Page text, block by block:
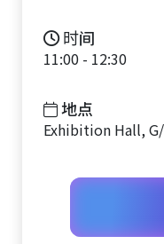
时间
11:00 - 12:30
地点
Exhibition Hall,